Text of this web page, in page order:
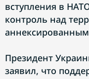
вступления в
контроль над
Президент
заявил, что